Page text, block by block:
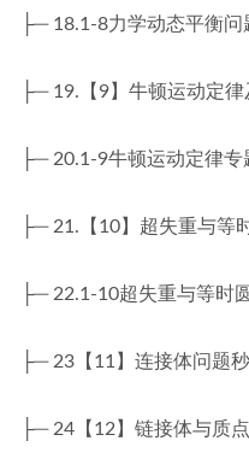
├─ 18.1-8力学动态平衡
├─ 19.【9】牛顿运动定
├─ 20.1-9牛顿运动定律专
├─ 21.【10】超失重与等
├─ 22.1-10超失重与等时
├─ 23【11】连接体问题
├─ 24【12】链接体与质